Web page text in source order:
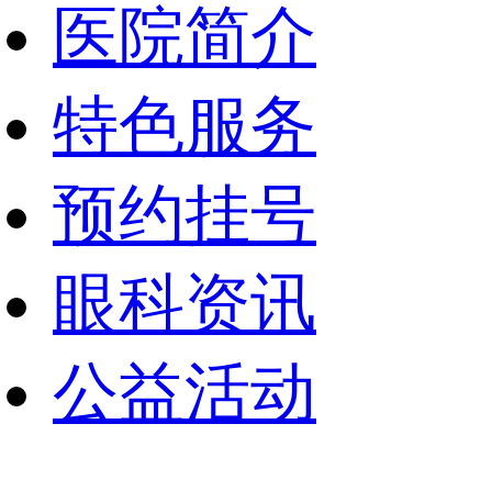
医院简介
特色服务
预约挂号
眼科资讯
公益活动